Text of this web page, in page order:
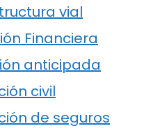
vial
Financiera
anticipada
civil
de seguros